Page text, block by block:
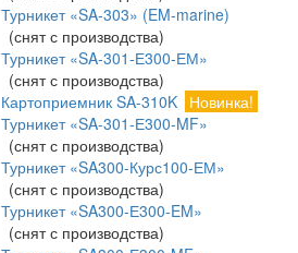
Турникет «SA-303» (EM-marine)
(снят с производства)
Турникет «SA-301-Е300-ЕМ»
(снят с производства)
Картоприемник SA-310K Новинка!
Турникет «SA-301-Е300-MF»
(снят с производства)
Турникет «SA300-Курс100-ЕМ»
(снят с производства)
Турникет «SA300-Е300-EM»
(снят с производства)